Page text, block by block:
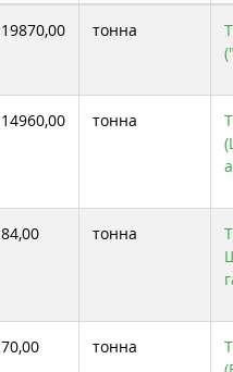
19870,00 тонна
14960,00 тонна
84,00 тонна
70,00 тонна